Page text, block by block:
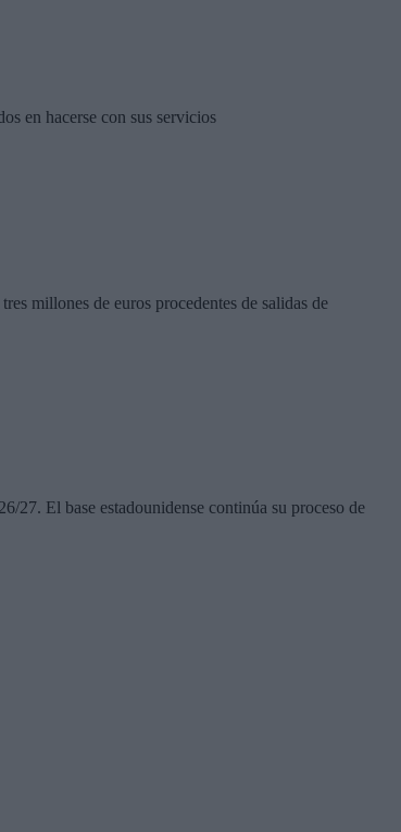
en hacerse con sus servicios
millones de euros procedentes de salidas de
27. El base estadounidense continúa su proceso de